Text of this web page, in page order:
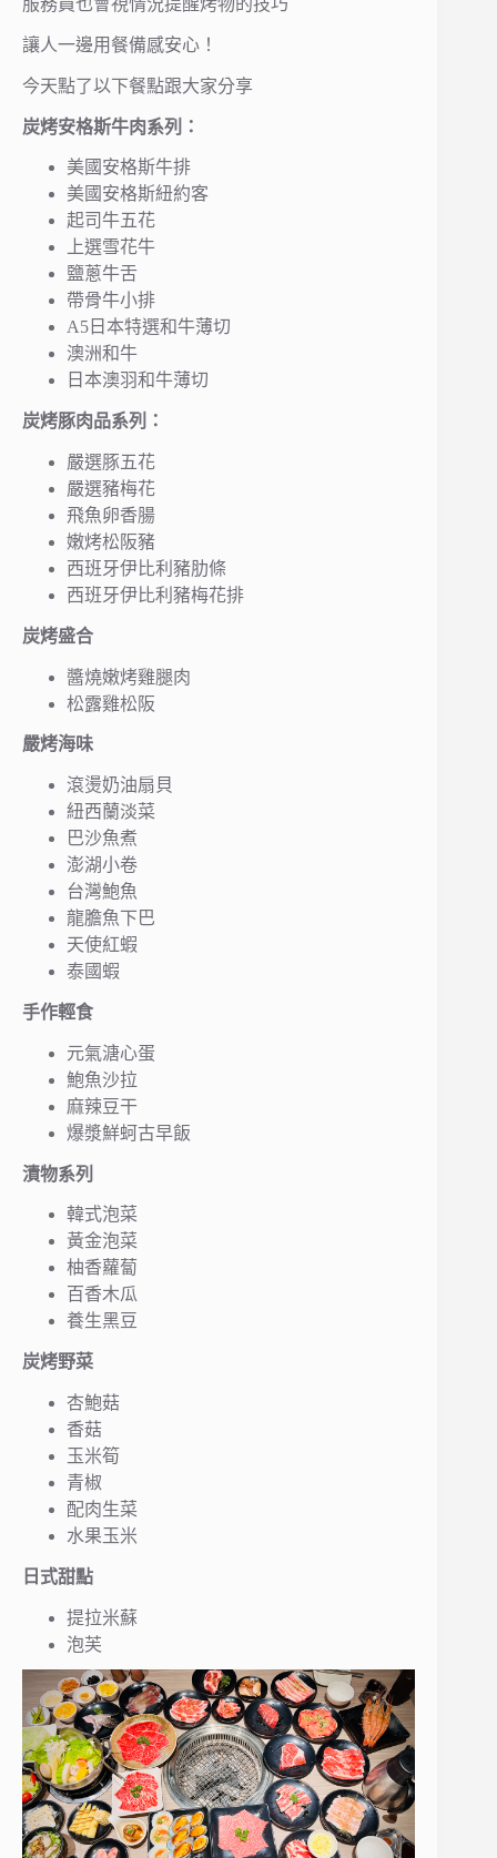
服務員也會視情況提醒烤物的技巧
讓人一邊用餐備感安心！
今天點了以下餐點跟大家分享
炭烤安格斯牛肉系列：
美國安格斯牛排
美國安格斯紐約客
起司牛五花
上選雪花牛
鹽蔥牛舌
帶骨牛小排
A5日本特選和牛薄切
澳洲和牛
日本澳羽和牛薄切
炭烤豚肉品系列：
嚴選豚五花
嚴選豬梅花
飛魚卵香腸
嫩烤松阪豬
西班牙伊比利豬肋條
西班牙伊比利豬梅花排
炭烤盛合
醬燒嫩烤雞腿肉
松露雞松阪
嚴烤海味
滾燙奶油扇貝
紐西蘭淡菜
巴沙魚煮
澎湖小卷
台灣鮑魚
龍膽魚下巴
天使紅蝦
泰國蝦
手作輕食
元氣溏心蛋
鮑魚沙拉
麻辣豆干
爆漿鮮蚵古早飯
漬物系列
韓式泡菜
黃金泡菜
柚香蘿蔔
百香木瓜
養生黑豆
炭烤野菜
杏鮑菇
香菇
玉米筍
青椒
配肉生菜
水果玉米
日式甜點
提拉米蘇
泡芙